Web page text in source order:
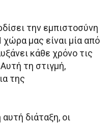
την εμπιστοσύνη
μας είναι μία από
κάθε χρόνο τις
τη στιγμή,
της
διάταξη, οι